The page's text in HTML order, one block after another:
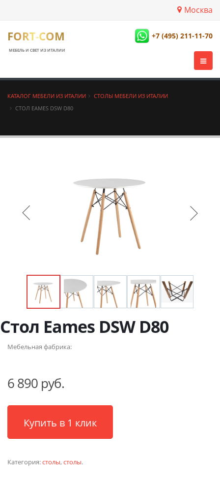
Москва
FORT-COM
МЕБЕЛЬ И СВЕТ ИЗ ИТАЛИИ
+7 (495) 211-11-70
КАТАЛОГ МЕБЕЛИ ИЗ ИТАЛИИ
СТОЛЫ МЕБЕЛИ ИЗ ИТАЛИИ
СТОЛ EAMES DSW D80
Стол Eames DSW D80
Мебельная фабрика:
6 890 руб.
Купить в 1 клик
Категория:столы,столы.